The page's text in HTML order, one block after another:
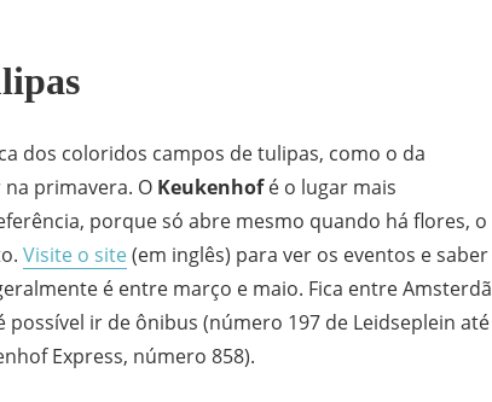
dos coloridos campos de tulipas, como o da
primavera. O Keukenhofé o lugar mais
porque só abre mesmo quando há flores, o
Visite o site(em inglês) para ver os eventos e saber
é entre março e maio. Fica entre Amsterdã
possível ir de ônibus (número 197 de Leidseplein até
Express, número 858).